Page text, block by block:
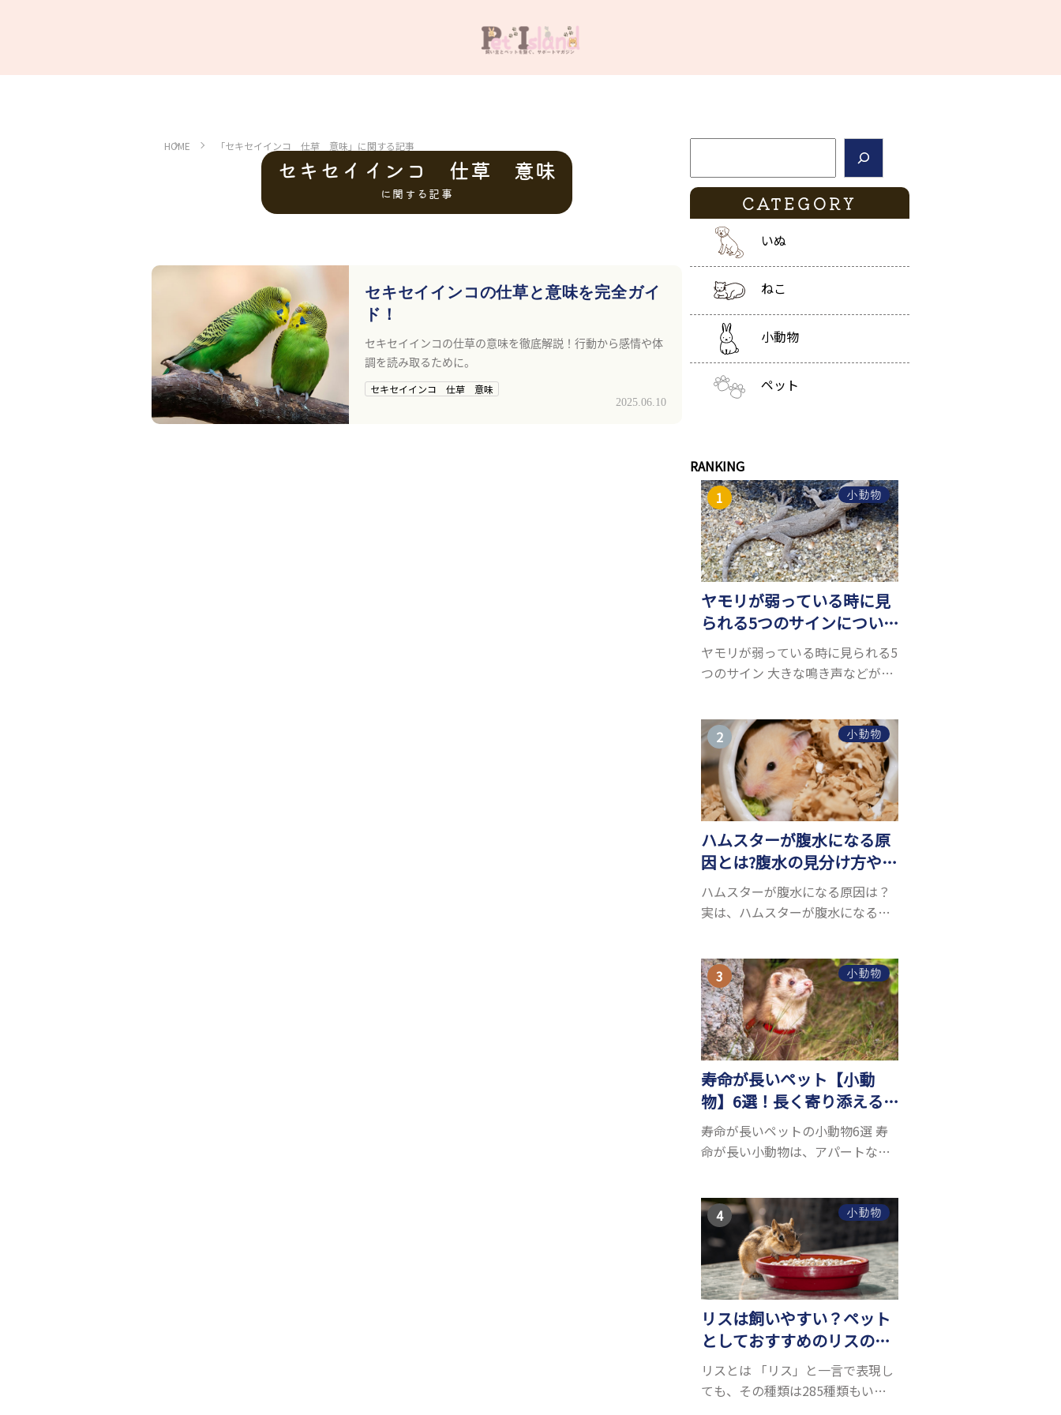
HOME 「セキセイインコ 仕草 意味」に関する記事
セキセイインコ 仕草 意味
に関する記事
セキセイインコの仕草と意味を完全ガイ
ド！
セキセイインコの仕草の意味を徹底解説！行動から感情や体
調を読み取るために。
セキセイインコ 仕草 意味
2025.06.10
検索
CATEGORY
いぬ
ねこ
小動物
ペット
RANKING
小動物
ヤモリが弱っている時に見
られる5つのサインについ
て詳しくご紹介！
ヤモリが弱っている時に見られる5
つのサイン 大きな鳴き声などがな
して人気が高まっているヤモリを
お迎えしたいと思う人も多いので
はないでしょうか...
小動物
ハムスターが腹水になる原
因とは?腹水の見分け方や対
処方法を解説
ハムスターが腹水になる原因は？
実は、ハムスターが腹水になる原
しいため、難しい検査を気軽にす
ることができないためです。 腹水
になる理由はさま...
小動物
寿命が長いペット【小動
物】6選！長く寄り添える
小動物はいる？
寿命が長いペットの小動物6選 寿
命が長い小動物は、アパートなど
気が高いです。 以下では寿命が長
い小動物6選を紹介！種類ごとに特
徴や飼育のポイ...
小動物
リスは飼いやすい？ペット
としておすすめのリスの種
類5選
リスとは 「リス」と一言で表現し
ても、その種類は285種類もいる